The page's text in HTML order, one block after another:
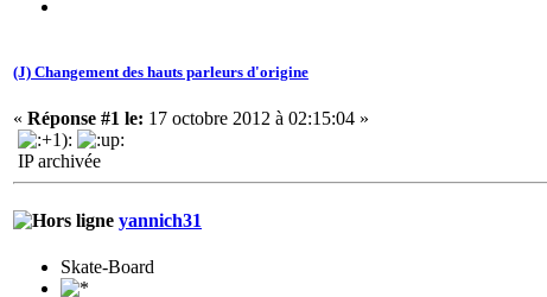
(J) Changement des hauts parleurs d'origine
« Réponse #1 le: 17 octobre 2012 à 02:15:04 »
IP archivée
yannich31
Skate-Board